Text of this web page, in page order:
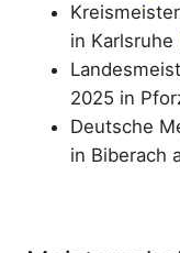
in Karlsruhe
2025 in
Deutsche
in Biberach